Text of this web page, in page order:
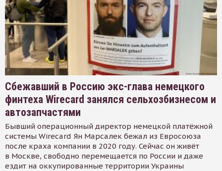
Сбежавший в Россию экс-глава немецкого
финтеха Wirecard занялся сельхозбизнесом и
автозапчастями
Бывший операционный директор немецкой платёжной
системы Wirecard Ян Марсалек бежал из Евросоюза
после краха компании в 2020 году. Сейчас он живёт
в Москве, свободно перемещается по России и даже
ездит на оккупированные территории Украины